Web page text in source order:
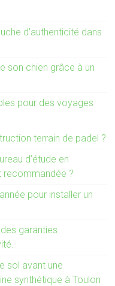
d’authenticité dans
son chien grâce à un
pour des voyages
terrain de padel ?
d’étude en
recommandée ?
pour installer un
garanties
sol avant une
synthétique à Toulon